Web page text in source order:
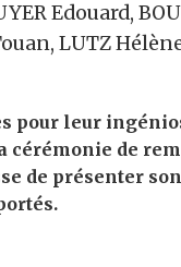
Edouard,
LUTZ
pour leur
cérémonie de
de présenter